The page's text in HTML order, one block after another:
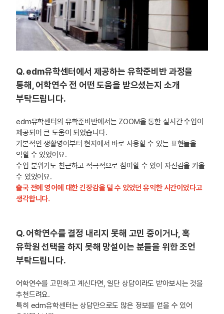
Q. edm유학센터에서 제공하는 유학준비반 과정을
통해, 어학연수 전 어떤 도움을 받으셨는지 소개
부탁드립니다.
edm유학센터의 유학준비반에서는 ZOOM을 통한 실시간 수업이
제공되어 큰 도움이 되었습니다.
기본적인 생활영어부터 현지에서 바로 사용할 수 있는 표현들을
익힐 수 있었어요.
수업 분위기도 친근하고 적극적으로 참여할 수 있어 자신감을 키울
수 있었어요.
출국 전에 영어에 대한 긴장감을 덜 수 있었던 유익한 시간이었다고
생각합니다.
Q. 어학연수를 결정 내리지 못해 고민 중이거나, 혹
유학원 선택을 하지 못해 망설이는 분들을 위한 조언
부탁드립니다.
어학연수를 고민하고 계신다면, 일단 상담이라도 받아보시는 것을
추천드려요.
특히 edm유학센터는 상담만으로도 많은 정보를 얻을 수 있어